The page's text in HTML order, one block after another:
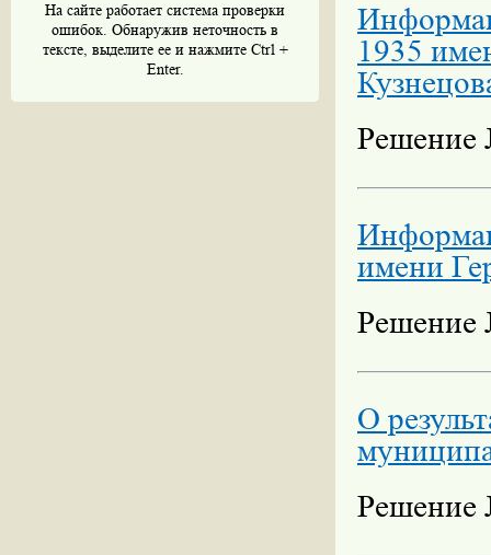
На сайте работает система проверки
ошибок. Обнаружив неточность в
тексте, выделите ее и нажмите Ctrl +
Enter.
1935
Решение
имени
Решение
О
Решение